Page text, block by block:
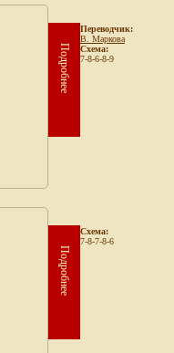
Подробнее
Переводчик:
В. Маркова
Схема:
7-8-6-8-9
Подробнее
Схема:
7-8-7-8-6